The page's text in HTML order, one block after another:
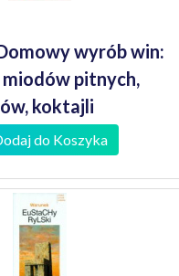
wyrób win:
pitnych,
koktajli
do Koszyka